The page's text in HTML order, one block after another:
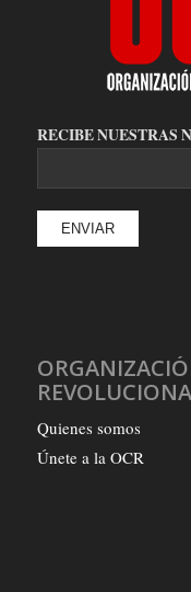
RECIBE NUESTRAS
Quienes somos
Únete a la OCR